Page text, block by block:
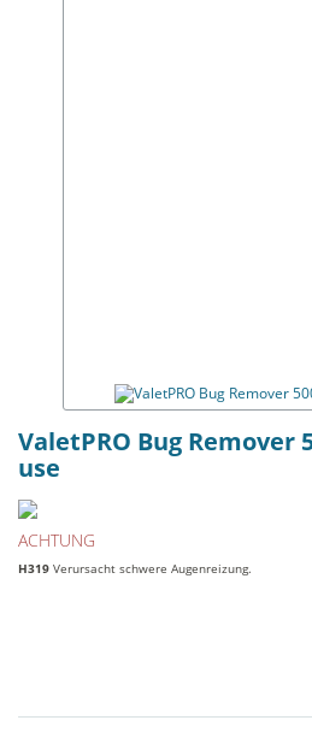
ValetPRO Bug Remover
use
ACHTUNG
H319 Verursacht schwere Augenreizung.